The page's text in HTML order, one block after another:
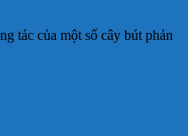
tác của một số cây bút phản